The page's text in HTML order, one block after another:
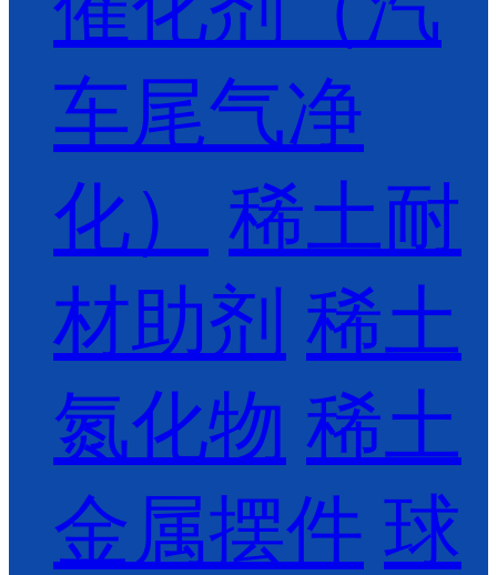
车尾气净
化）
稀土耐
材助剂 稀土
氮化物 稀土
金属摆件 球